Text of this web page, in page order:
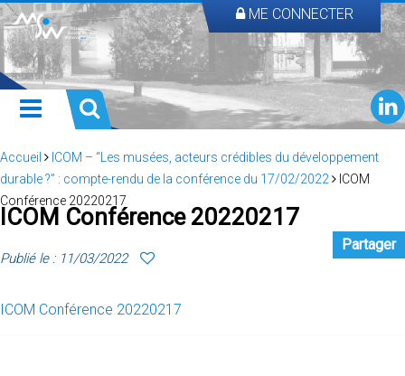
ME CONNECTER
Accueil
ICOM – “Les musées, acteurs crédibles du développement
durable ?” : compte-rendu de la conférence du 17/02/2022
ICOM
Conférence 20220217
ICOM Conférence 20220217
Publié le : 11/03/2022
Partager
ICOM Conférence 20220217